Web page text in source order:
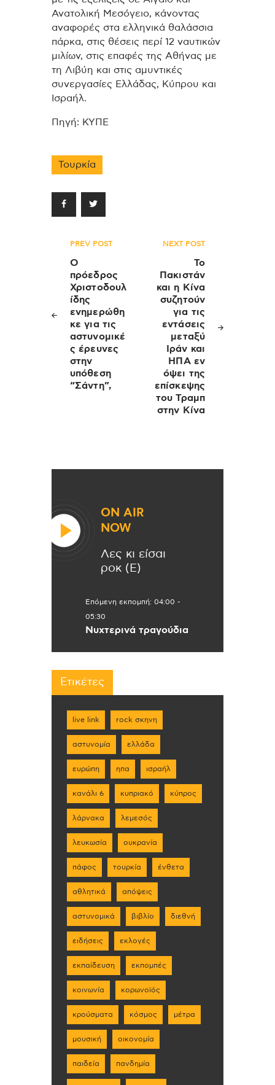
Ανατολική Μεσόγειο, κάνοντας
αναφορές στα ελληνικά θαλάσσια
πάρκα, στις θέσεις περί 12 ναυτικών
μιλίων, στις επαφές της Αθήνας με
τη Λιβύη και στις αμυντικές
συνεργασίες Ελλάδας, Κύπρου και
Ισραήλ.
Πηγή: ΚΥΠΕ
Τουρκία
Πλοήγηση
άρθρων
PREV POST
Ο
πρόεδρος
Χριστοδουλ
ίδης
ενημερώθη
κε για τις
αστυνομικέ
ς έρευνες
στην
υπόθεση
“Σάντη”,
NEXT POST
Το
Πακιστάν
και η Κίνα
συζητούν
για τις
εντάσεις
μεταξύ
Ιράν και
ΗΠΑ εν
όψει της
επίσκεψης
του Τραμπ
στην Κίνα
ON AIR
NOW
Λες κι είσαι
ροκ (Ε)
Επόμενη εκπομπή: 04:00 -
05:30
Νυχτερινά τραγούδια
Ετικέτες
live link rock σκηνη
αστυνομία ελλάδα
ευρώπη ηπα ισραήλ
κανάλι 6 κυπριακό κύπρος
λάρνακα λεμεσός
λευκωσία ουκρανία
πάφος τουρκία ένθετα
αθλητικά απόψεις
αστυνομικά βιβλίο διεθνή
ειδήσεις εκλογές
εκπαίδευση εκπομπές
κοινωνία κορωνοϊός
κρούσματα κόσμος μέτρα
μουσική οικονομία
παιδεία πανδημία